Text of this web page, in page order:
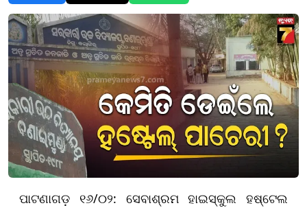
ପାଟଣାଗଡ଼ ୧୬/୦୨: ସେବାଶ୍ରମ ହାଇସ୍କୁଲ ହଷ୍ଟେଲ